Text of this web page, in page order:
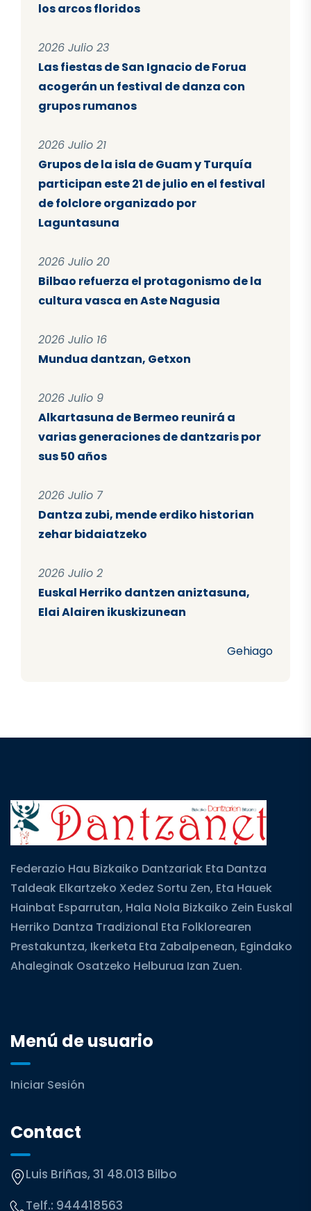
los arcos floridos
2026 Julio 23
Las fiestas de San Ignacio de Forua
acogerán un festival de danza con
grupos rumanos
2026 Julio 21
Grupos de la isla de Guam y Turquía
participan este 21 de julio en el festival
de folclore organizado por
Laguntasuna
2026 Julio 20
Bilbao refuerza el protagonismo de la
cultura vasca en Aste Nagusia
2026 Julio 16
Mundua dantzan, Getxon
2026 Julio 9
Alkartasuna de Bermeo reunirá a
varias generaciones de dantzaris por
sus 50 años
2026 Julio 7
Dantza zubi, mende erdiko historian
zehar bidaiatzeko
2026 Julio 2
Euskal Herriko dantzen aniztasuna,
Elai Alairen ikuskizunean
Gehiago
Federazio Hau Bizkaiko Dantzariak Eta Dantza
Taldeak Elkartzeko Xedez Sortu Zen, Eta Hauek
Hainbat Esparrutan, Hala Nola Bizkaiko Zein Euskal
Herriko Dantza Tradizional Eta Folklorearen
Prestakuntza, Ikerketa Eta Zabalpenean, Egindako
Ahaleginak Osatzeko Helburua Izan Zuen.
Menú de usuario
Iniciar Sesión
Contact
Luis Briñas, 31 48.013 Bilbo
Telf.: 944418563